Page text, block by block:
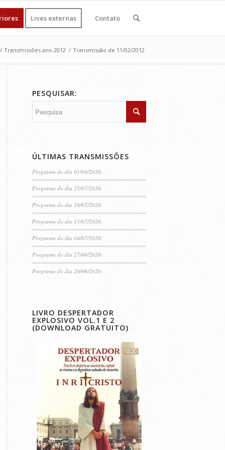
Lives externas Contato
/ Transmissões ano 2012 / Transmissão de 11/02/2012
PESQUISAR:
ÚLTIMAS TRANSMISSÕES
Programa do dia 01/08/2026:
Programa do dia 25/07/2026:
Programa do dia 18/07/2026:
Programa do dia 11/07/2026:
Programa do dia 04/07/2026:
Programa do dia 27/06/2026:
Programa do dia 20/06/2026:
LIVRO DESPERTADOR
EXPLOSIVO VOL.1 E 2
(DOWNLOAD GRATUITO)